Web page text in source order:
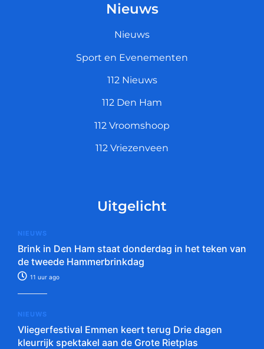
Nieuws
Nieuws
Sport en Evenementen
112 Nieuws
112 Den Ham
112 Vroomshoop
112 Vriezenveen
Uitgelicht
NIEUWS
Brink in Den Ham staat donderdag in het teken van
de tweede Hammerbrinkdag
11 uur ago
NIEUWS
Vliegerfestival Emmen keert terug Drie dagen
kleurrijk spektakel aan de Grote Rietplas